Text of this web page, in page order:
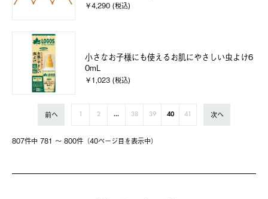
￥4,290 (税込)
小さなお子様にも使えるお肌にやさしい虫よけ6
0mL
￥1,023 (税込)
807件中 781 〜 800件（40ページ⽬を表⽰中）
前へ 2 ... 38 39 40 41 次へ